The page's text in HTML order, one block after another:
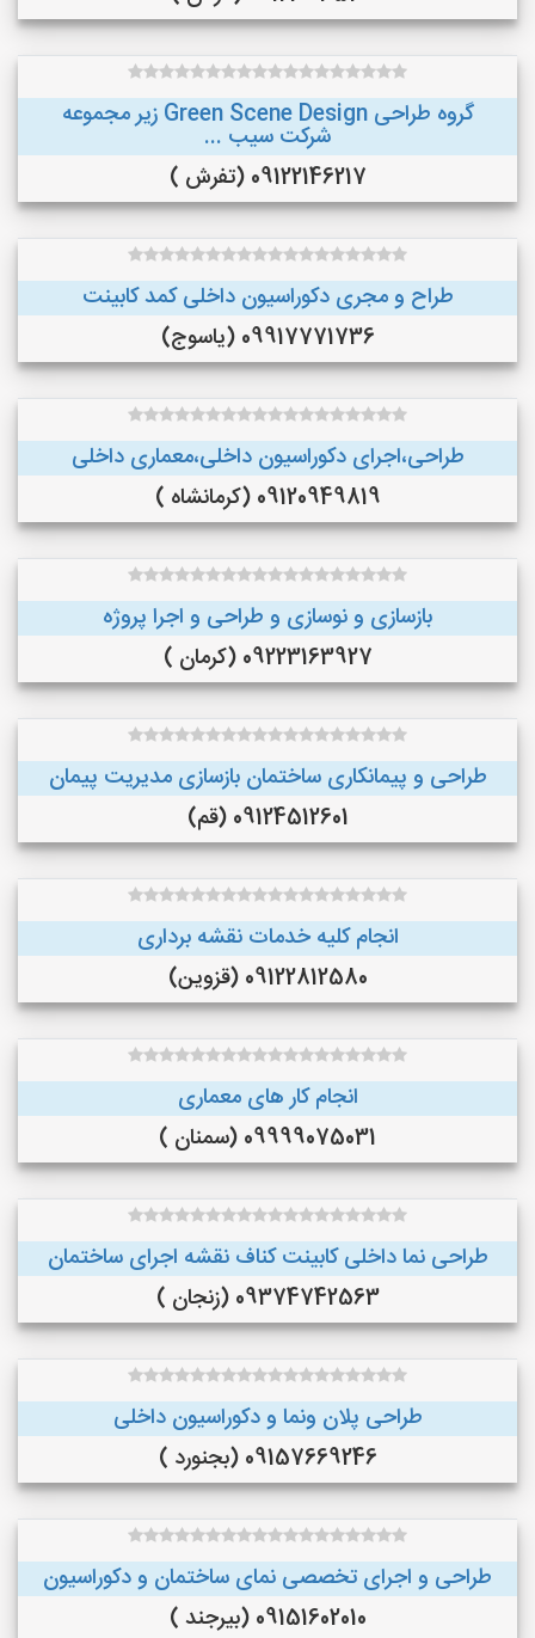
گروه طراحی Green Scene Design زیر مجموعه
شرکت سیب ...
09122146217 (تفرش )
طراح و مجری دکوراسیون داخلی کمد کابینت
09917771736 (یاسوج)
طراحی،اجرای دکوراسیون داخلی،معماری داخلی
09120949819 (کرمانشاه )
بازسازی و نوسازی و طراحی و اجرا پروژه
09223163927 (کرمان )
طراحی و پیمانکاری ساختمان بازسازی مدیریت پیمان
09124512601 (قم)
انجام کلیه خدمات نقشه برداری
09122812580 (قزوین)
انجام کار های معماری
09999075031 (سمنان )
طراحی نما داخلی کابینت کناف نقشه اجرای ساختمان
09374742563 (زنجان )
طراحی پلان ونما و دکوراسیون داخلی
09157669246 (بجنورد )
طراحی و اجرای تخصصی نمای ساختمان و دکوراسیون
09151602010 (بیرجند )